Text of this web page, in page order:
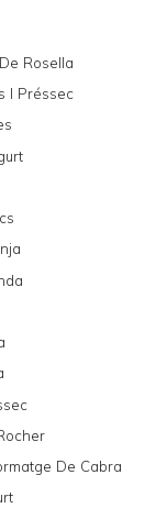
Rosella
I Préssec
De Cabra